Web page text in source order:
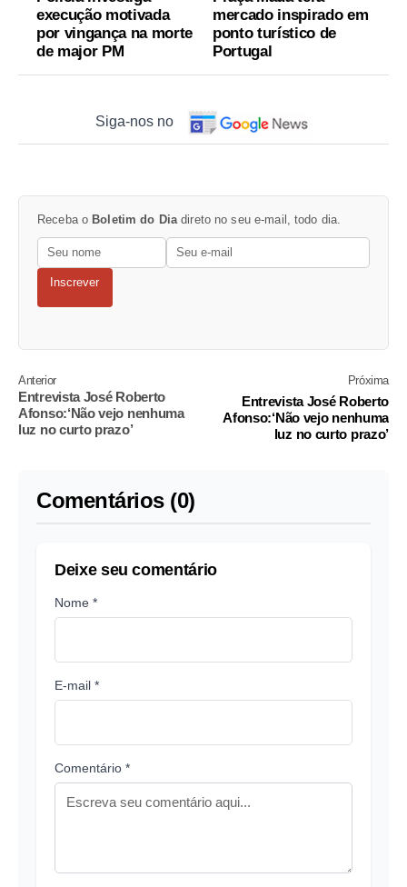
execução motivada
por vingança na morte
de major PM
mercado inspirado em
ponto turístico de
Portugal
Siga-nos no
Receba o Boletim do Diadireto no seu e-mail, todo dia.
Inscrever
Anterior
Entrevista José Roberto
Afonso:‘Não vejo nenhuma
luz no curto prazo’
Próxima
Entrevista José Roberto
Afonso:‘Não vejo nenhuma
luz no curto prazo’
Comentários (0)
Deixe seu comentário
Nome *
E-mail *
Comentário *